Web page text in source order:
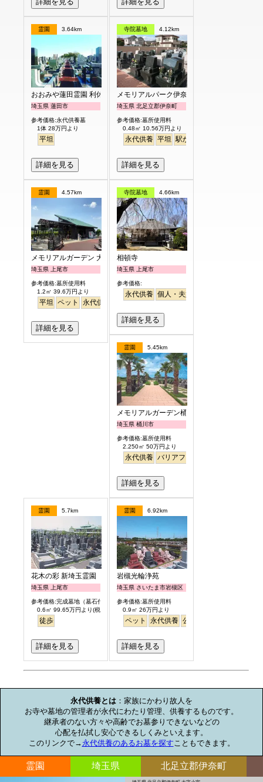
霊園 3.64km
おおみや蓮田霊園 利休メモリアルパーク
埼玉県 蓮田市
参考価格:永代供養墓
1体 28万円より
平坦
詳細を見る
寺院墓地 4.12km
メモリアルパーク伊奈
埼玉県 北足立郡伊奈町
参考価格:墓所使用料
0.48㎡ 10.56万円より
永代供養 平坦 駅から徒歩
詳細を見る
霊園 4.57km
メモリアルガーデン 大宮青山苑
埼玉県 上尾市
参考価格:墓所使用料
1.2㎡ 39.6万円より
平坦 ペット 永代供養
詳細を見る
寺院墓地 4.66km
相頓寺
埼玉県 上尾市
参考価格:
永代供養 個人・夫婦
詳細を見る
霊園 5.45km
メモリアルガーデン桶川霊園
埼玉県 桶川市
参考価格:墓所使用料
2.250㎡ 50万円より
永代供養 バリアフリー
詳細を見る
霊園 5.7km
花木の彩 新埼玉霊園
埼玉県 上尾市
参考価格:完成墓地（墓石代含）
0.6㎡ 99.65万円より(税別)
徒歩
詳細を見る
霊園 6.92km
岩槻光輪浄苑
埼玉県 さいたま市岩槻区
参考価格:墓所使用料
0.9㎡ 26万円より
ペット 永代供養 公園墓地
詳細を見る
永代供養とは ：家族にかわり故人を
お寺や墓地の管理者が永代にわたり管理、供養するものです。
継承者のない方々や高齢でお墓参りできないなどの
心配を払拭し安心できるしくみといえます。
このリンクで→永代供養のあるお墓を探すこともできます。
霊園 埼玉県 北足立郡伊奈町